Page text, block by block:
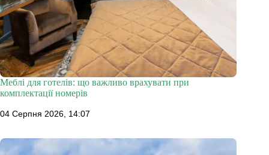
Меблі для готелів: що важливо врахувати при
комплектації номерів
04 Серпня 2026, 14:07